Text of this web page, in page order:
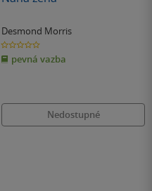
Desmond Morris
0.0
z
5
hvězdiček
pevná vazba
Nedostupné